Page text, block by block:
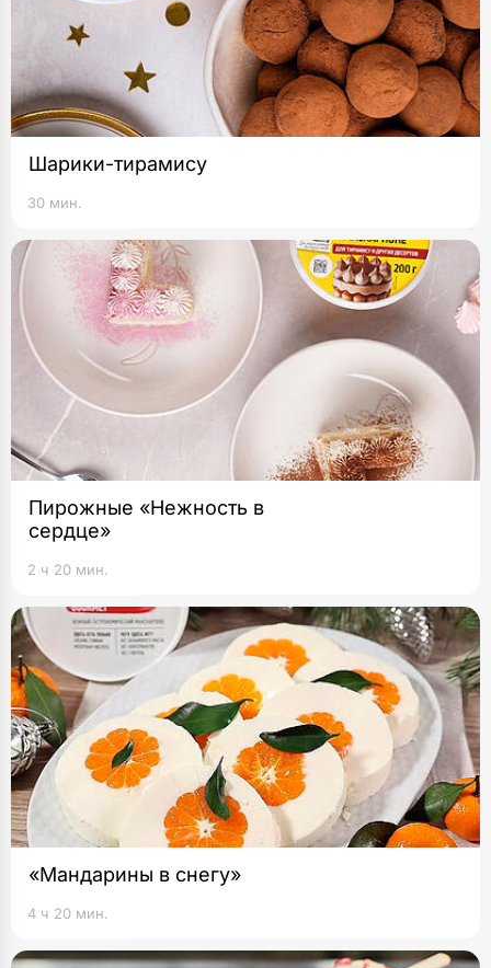
Шарики-тирамису
30 мин.
Пирожные «Нежность в
сердце»
2 ч 20 мин.
«Мандарины в снегу»
4 ч 20 мин.